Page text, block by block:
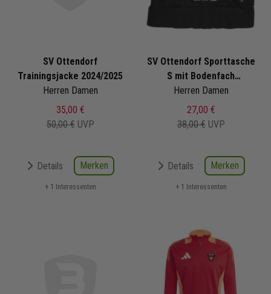
SV Ottendorf
Trainingsjacke 2024/2025
Herren Damen
35,00 €
50,00 € UVP
Details Merken
+ 1 Interessenten
SV Ottendorf Sporttasche
S mit Bodenfach
2024/2025
Herren Damen
27,00 €
38,00 € UVP
Details Merken
+ 1 Interessenten